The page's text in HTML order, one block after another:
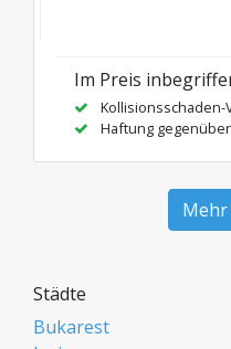
Im Preis
Kollisionsschaden-
Haftung
Städte
Bukarest